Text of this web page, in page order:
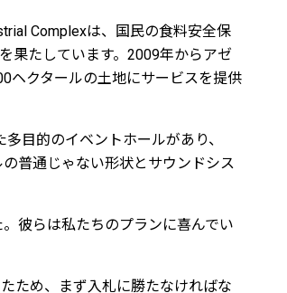
Complexは、国民の食料安全保
果たしています。2009年からアゼ
ヘクタールの土地にサービスを提供
目的のイベントホールがあり、
普通じゃない形状とサウンドシス
彼らは私たちのプランに喜んでい
ため、まず入札に勝たなければな